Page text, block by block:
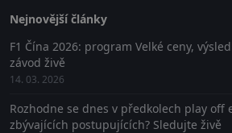
Nejnovější články
F1 Čína 2026: program Velké ceny,
závod živě
14. 03. 2026
Rozhodne se dnes v předkolech play off
zbývajících postupujících? Sledujte živě